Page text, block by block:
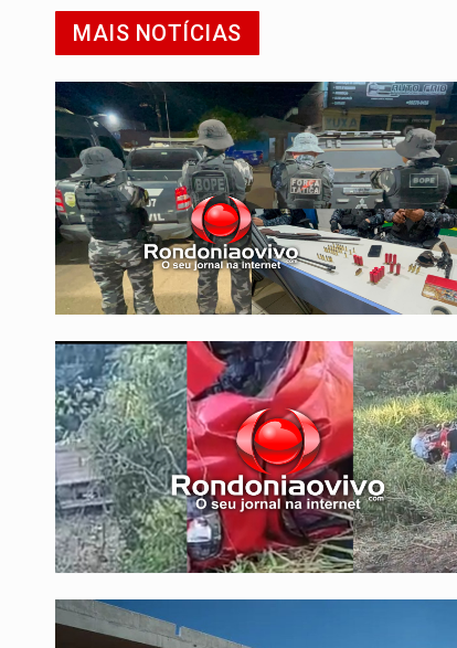
MAIS NOTÍCIAS